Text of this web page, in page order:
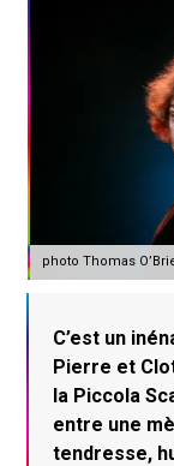
photo Thomas
C’est un
Pierre et
la Piccola
entre une
tendresse,